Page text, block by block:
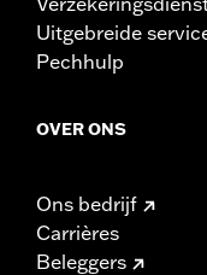
Uitgebreide
Pechhulp
OVER ONS
Ons bedrijf
Carrières
Beleggers